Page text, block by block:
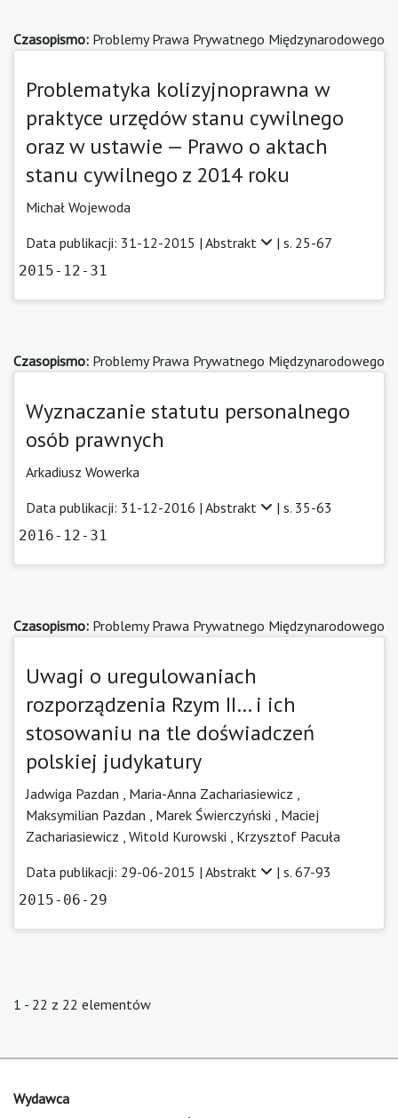
Czasopismo: Problemy Prawa Prywatnego Międzynarodowego
Problematyka kolizyjnoprawna w
praktyce urzędów stanu cywilnego
oraz w ustawie — Prawo o aktach
stanu cywilnego z 2014 roku
Michał Wojewoda
Data publikacji: 31-12-2015 | Abstrakt | s. 25-67
2015-12-31
Czasopismo: Problemy Prawa Prywatnego Międzynarodowego
Wyznaczanie statutu personalnego
osób prawnych
Arkadiusz Wowerka
Data publikacji: 31-12-2016 | Abstrakt | s. 35-63
2016-12-31
Czasopismo: Problemy Prawa Prywatnego Międzynarodowego
Uwagi o uregulowaniach
rozporządzenia Rzym II… i ich
stosowaniu na tle doświadczeń
polskiej judykatury
Jadwiga Pazdan , Maria-Anna Zachariasiewicz ,
Maksymilian Pazdan , Marek Świerczyński , Maciej
Zachariasiewicz , Witold Kurowski , Krzysztof Pacuła
Data publikacji: 29-06-2015 | Abstrakt | s. 67-93
2015-06-29
1 - 22 z 22 elementów
Wydawca